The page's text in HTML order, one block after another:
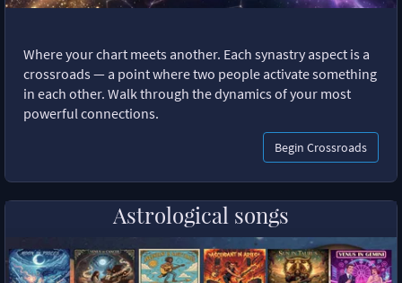
Where your chart meets another. Each synastry aspect is a
crossroads — a point where two people activate something
in each other. Walk through the dynamics of your most
powerful connections.
Begin Crossroads
Astrological songs